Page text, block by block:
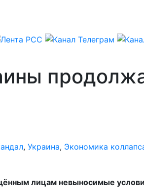
, Украина, Экономика
лицам невыносимые